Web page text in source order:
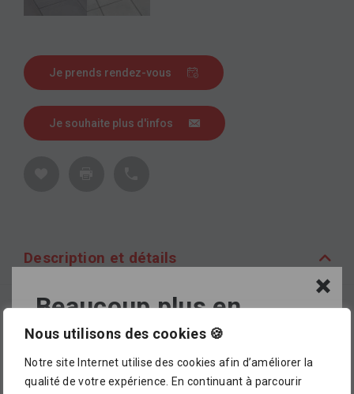
Nous utilisons des cookies 🍪
Notre site Internet utilise des cookies afin d’améliorer la
qualité de votre expérience. En continuant à parcourir
Je prends rendez-vous
Je souhaite plus d'infos
Description et détails
plusieurs formats, épaisseur 4 cm, chanfreiné.
Beaucoup plus en
magasin !
L’assortiment proposé dans notre catalogue en
ligne ne représente pour le moment qu’un petit